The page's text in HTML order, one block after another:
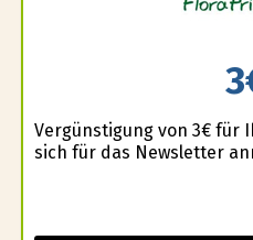
Vergünstigung von 3€ für
sich für das Newsletter